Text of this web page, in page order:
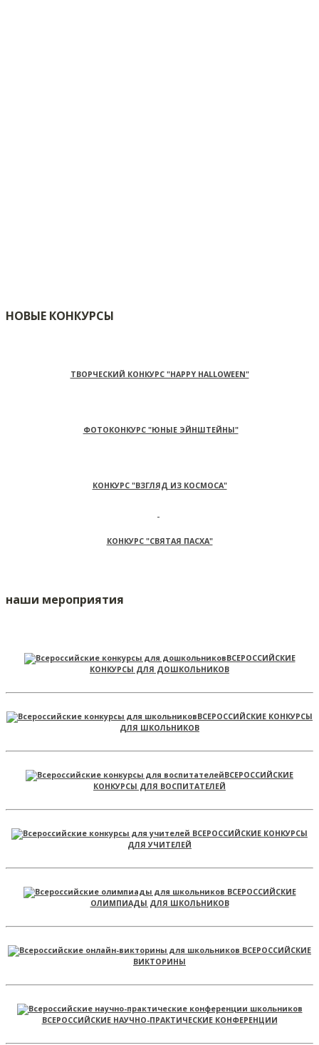
НОВЫЕ КОНКУРСЫ
ТВОРЧЕСКИЙ КОНКУРС "HAPPY HALLOWEEN"
ФОТОКОНКУРС "ЮНЫЕ ЭЙНШТЕЙНЫ"
КОНКУРС "ВЗГЛЯД ИЗ КОСМОСА"
КОНКУРС "СВЯТАЯ ПАСХА"
наши мероприятия
ВСЕРОССИЙСКИЕ
КОНКУРСЫ ДЛЯ ДОШКОЛЬНИКОВ
ВСЕРОССИЙСКИЕ КОНКУРСЫ
ДЛЯ ШКОЛЬНИКОВ
ВСЕРОССИЙСКИЕ
КОНКУРСЫ ДЛЯ ВОСПИТАТЕЛЕЙ
ВСЕРОССИЙСКИЕ КОНКУРСЫ
ДЛЯ УЧИТЕЛЕЙ
ВСЕРОССИЙСКИЕ
ОЛИМПИАДЫ ДЛЯ ШКОЛЬНИКОВ
ВСЕРОССИЙСКИЕ
ВИКТОРИНЫ
ВСЕРОССИЙСКИЕ НАУЧНО-ПРАКТИЧЕСКИЕ КОНФЕРЕНЦИИ